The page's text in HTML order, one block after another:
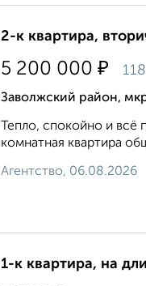
2-к квартира,
5 200 000 ₽
Заволжский район,
Тепло, спокойно и
комнатная квартира
Агентство, 06.08.2026
1-к квартира, на